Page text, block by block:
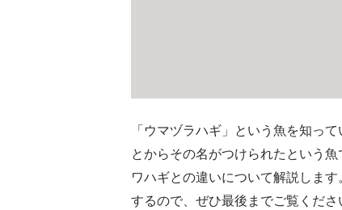
「ウマヅラハギ」という魚を知っ
とからその名がつけられたという
ワハギとの違いについて解説しま
するので、ぜひ最後までご覧くださ